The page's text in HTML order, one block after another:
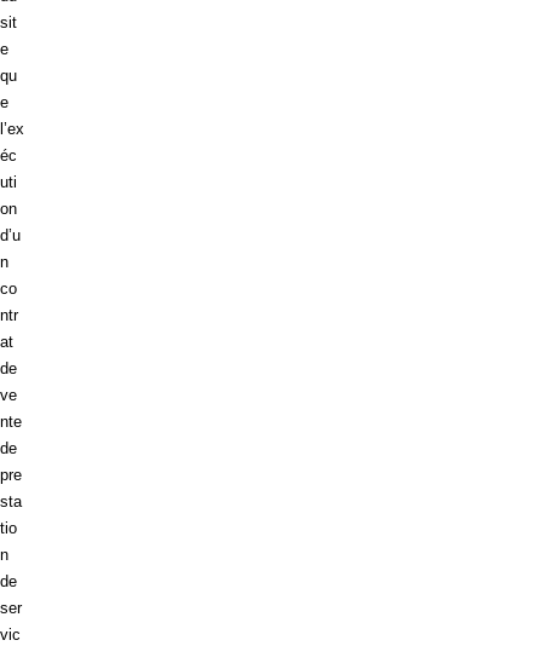
sit
e
qu
e
l’ex
éc
uti
on
d’u
n
co
ntr
at
de
ve
nte
de
pre
sta
tio
n
de
ser
vic